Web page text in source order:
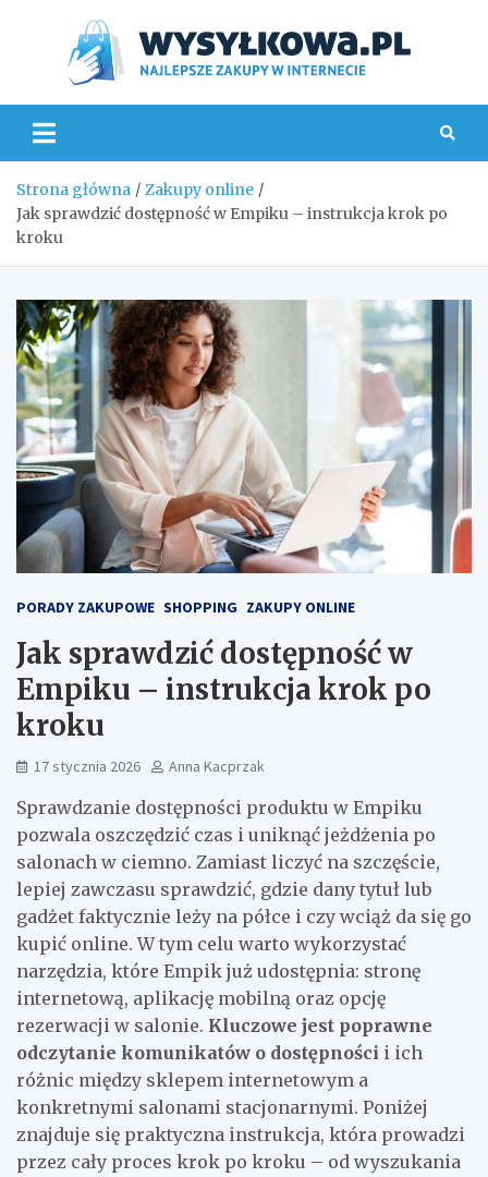
Strona główna
Zakupy online
Jak sprawdzić dostępność w Empiku – instrukcja krok po
kroku
PORADY ZAKUPOWE SHOPPING ZAKUPY ONLINE
Jak sprawdzić dostępność w
Empiku – instrukcja krok po
kroku
17 stycznia 2026 Anna Kacprzak
Sprawdzanie dostępności produktu w Empiku
pozwala oszczędzić czas i uniknąć jeżdżenia po
salonach w ciemno. Zamiast liczyć na szczęście,
lepiej zawczasu sprawdzić, gdzie dany tytuł lub
gadżet faktycznie leży na półce i czy wciąż da się go
kupić online. W tym celu warto wykorzystać
narzędzia, które Empik już udostępnia: stronę
internetową, aplikację mobilną oraz opcję
rezerwacji w salonie. Kluczowe jest poprawne
odczytanie komunikatów o dostępności i ich
różnic między sklepem internetowym a
konkretnymi salonami stacjonarnymi. Poniżej
znajduje się praktyczna instrukcja, która prowadzi
przez cały proces krok po kroku – od wyszukania